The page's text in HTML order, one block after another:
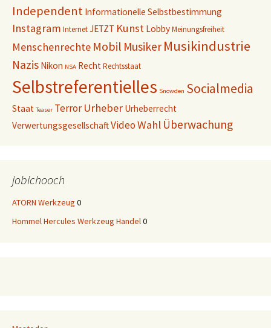
Independent Informationelle Selbstbestimmung
Instagram InternetJETZT Kunst LobbyMeinungsfreiheit
Menschenrechte Mobil Musiker Musikindustrie
Nazis Nikon NSA RechtRechtsstaat
Selbstreferentielles Snowden Socialmedia
Staat Teaser Terror Urheber Urheberrecht
VerwertungsgesellschaftVideoWahl Überwachung
jobichooch
ATORN Werkzeug 0
Hommel Hercules Werkzeug Handel0